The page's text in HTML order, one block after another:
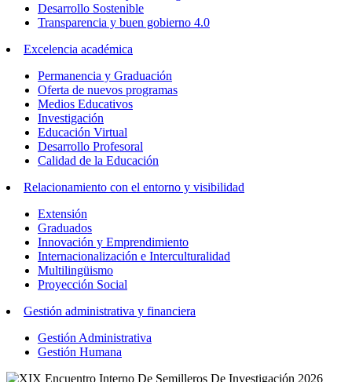
Desarrollo Sostenible
Transparencia y buen gobierno 4.0
Excelencia académica
Permanencia y Graduación
Oferta de nuevos programas
Medios Educativos
Investigación
Educación Virtual
Desarrollo Profesoral
Calidad de la Educación
Relacionamiento con el entorno y visibilidad
Extensión
Graduados
Innovación y Emprendimiento
Internacionalización e Interculturalidad
Multilingüismo
Proyección Social
Gestión administrativa y financiera
Gestión Administrativa
Gestión Humana